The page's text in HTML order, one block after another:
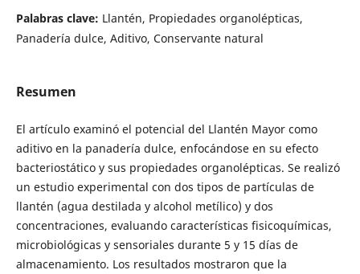
Palabras clave: Llantén, Propiedades organolépticas,
Panadería dulce, Aditivo, Conservante natural
Resumen
El artículo examinó el potencial del Llantén Mayor como
aditivo en la panadería dulce, enfocándose en su efecto
bacteriostático y sus propiedades organolépticas. Se realizó
un estudio experimental con dos tipos de partículas de
llantén (agua destilada y alcohol metílico) y dos
concentraciones, evaluando características fisicoquímicas,
microbiológicas y sensoriales durante 5 y 15 días de
almacenamiento. Los resultados mostraron que la